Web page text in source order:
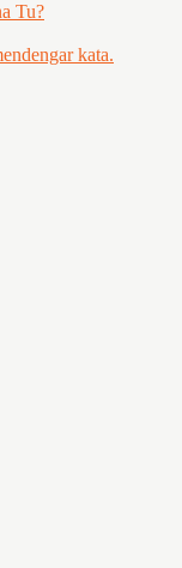
Tu?
kata.